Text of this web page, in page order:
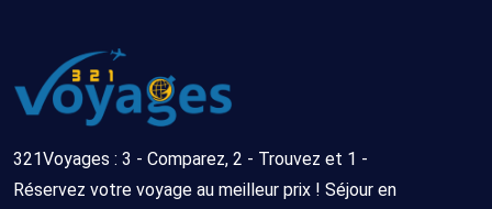
321Voyages : 3 - Comparez, 2 - Trouvez et 1 -
Réservez votre voyage au meilleur prix ! Séjour en